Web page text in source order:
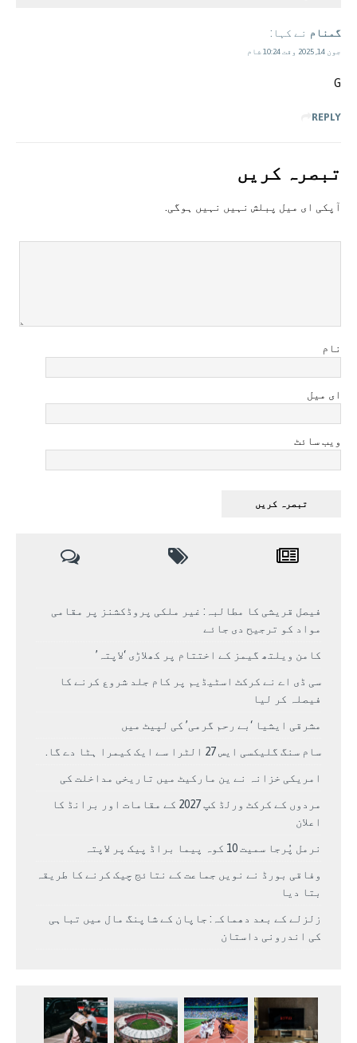
گمنام نے کہا:
جون 14, 2025 وقت 10:24 شام
G
REPLY
تبصرہ کريں
آپکی ای ميل پبلش نہيں نہيں ہوگی.
نام
ای میل
ویب سائٹ
فیصل قریشی کا مطالبہ: غیر ملکی پروڈکشنز پر مقامی
مواد کو ترجیح دی جائے
کامن ویلتھ گیمز کے اختتام پر کھلاڑی ‘لاپتہ’
سی ڈی اے نے کرکٹ اسٹیڈیم پر کام جلد شروع کرنے کا
فیصلہ کر لیا
مشرقی ایشیا ‘بے رحم گرمی’ کی لپیٹ میں
سام سنگ گلیکسی ایس 27 الٹرا سے ایک کیمرا ہٹا دے گا.
امریکی خزانہ نے ین مارکیٹ میں تاریخی مداخلت کی
مردوں کے کرکٹ ورلڈ کپ 2027 کے مقامات اور برانڈ کا
اعلان
نرمل پُرجا سمیت 10 کوہ پیما براڈ پیک پر لاپتہ
وفاقی بورڈ نے نویں جماعت کے نتائج چیک کرنے کا طریقہ
بتا دیا
زلزلے کے بعد دھماکہ: جاپان کے شاپنگ مال میں تباہی
کی اندرونی داستان